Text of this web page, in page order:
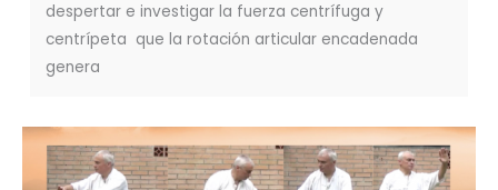
despertar e investigar la fuerza centrífuga y
centrípeta que la rotación articular encadenada
genera